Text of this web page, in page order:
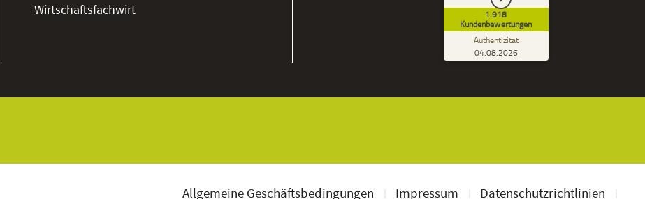
Wirtschaftsfachwirt
1.918
Kundenbewertungen
Authentizität
04.08.2026ProvenExpert.com
1.827
Bewertungen von
Allgemeine Geschäftsbedingungen Impressum Datenschutzrichtlinien